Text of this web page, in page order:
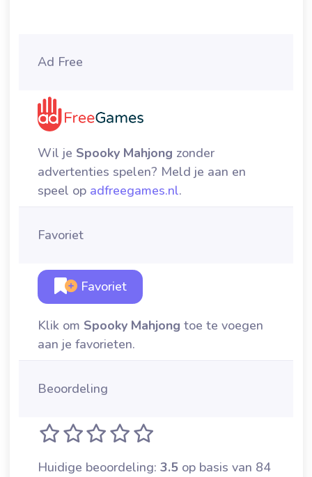
Ad Free
Wil je Spooky Mahjong zonder
advertenties spelen? Meld je aan en
speel op adfreegames.nl.
Favoriet
Favoriet
Klik om Spooky Mahjong toe te voegen
aan je favorieten.
Beoordeling
Huidige beoordeling: 3.5 op basis van 84